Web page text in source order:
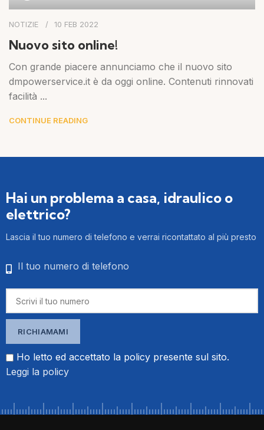
NOTIZIE 10 FEB 2022
Nuovo sito online!
Con grande piacere annunciamo che il nuovo sito
dmpowerservice.it è da oggi online. Contenuti rinnovati
facilità ...
CONTINUE READING
Hai un problema a casa, idraulico o
elettrico?
Lascia il tuo numero di telefono e verrai ricontattato al più presto
Il tuo numero di telefono
Ho letto ed accettato la policy presente sul sito.
Leggi la policy